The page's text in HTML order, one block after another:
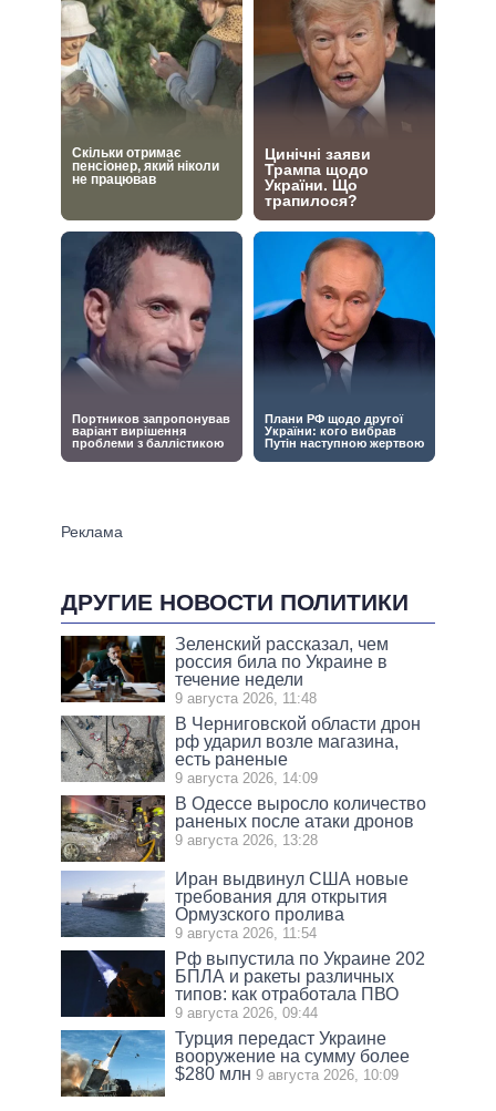
ДРУГИЕ НОВОСТИ ПОЛИТИКИ
Зеленский рассказал, чем
россия била по Украине в
течение недели
9 августа 2026, 11:48
В Черниговской области дрон
рф ударил возле магазина,
есть раненые
9 августа 2026, 14:09
В Одессе выросло количество
раненых после атаки дронов
9 августа 2026, 13:28
Иран выдвинул США новые
требования для открытия
Ормузского пролива
9 августа 2026, 11:54
Рф выпустила по Украине 202
БПЛА и ракеты различных
типов: как отработала ПВО
9 августа 2026, 09:44
Турция передаст Украине
вооружение на сумму более
$280 млн 9 августа 2026, 10:09